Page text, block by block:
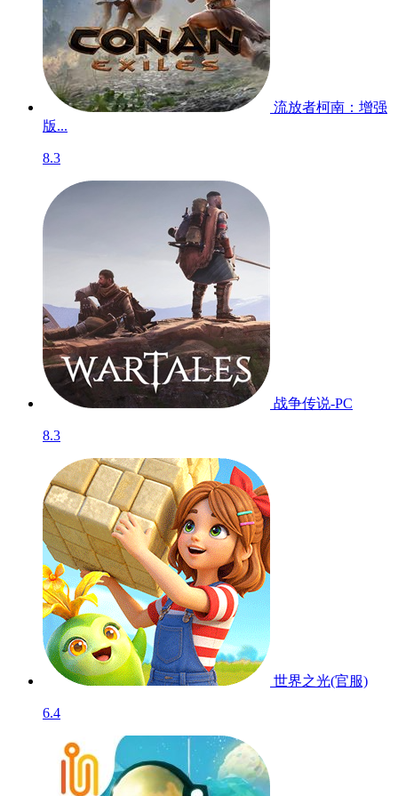
流放者柯南：增强
版...
8.3
战争传说-PC
8.3
世界之光(官服)
6.4